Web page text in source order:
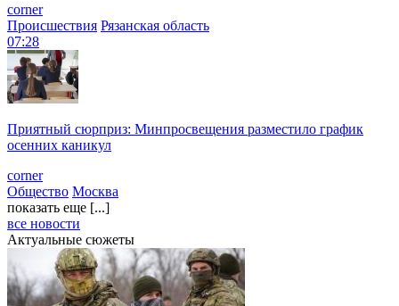
corner
Происшествия Рязанская область
07:28
Приятный сюрприз: Минпросвещения разместило график
осенних каникул
corner
Общество Москва
показать еще [...]
все новости
Актуальные сюжеты